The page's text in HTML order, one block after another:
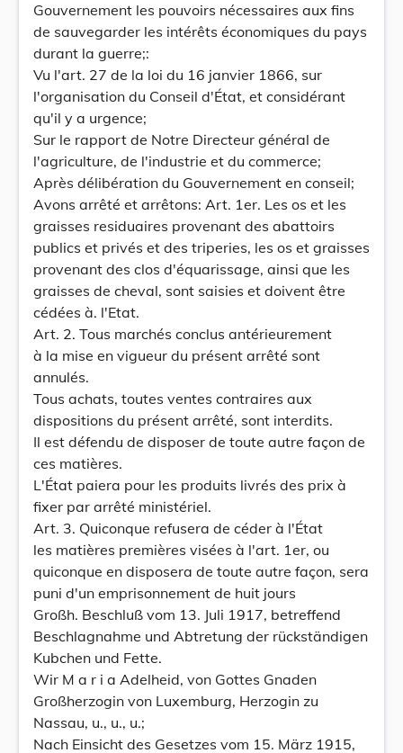
Gouvernement les pouvoirs nécessaires aux fins
de sauvegarder les intérêts économiques du pays
durant la guerre;:
Vu l'art. 27 de la loi du 16 janvier 1866, sur
l'organisation du Conseil d'État, et considérant
qu'il y a urgence;
Sur le rapport de Notre Directeur général de
l'agriculture, de l'industrie et du commerce;
Après délibération du Gouvernement en conseil;
Avons arrêté et arrêtons: Art. 1er. Les os et les
graisses residuaires provenant des abattoirs
publics et privés et des triperies, les os et graisses
provenant des clos d'équarissage, ainsi que les
graisses de cheval, sont saisies et doivent être
cédées à. l'Etat.
Art. 2. Tous marchés conclus antérieurement
à la mise en vigueur du présent arrêté sont
annulés.
Tous achats, toutes ventes contraires aux
dispositions du présent arrêté, sont interdits.
Il est défendu de disposer de toute autre façon de
ces matières.
L'État paiera pour les produits livrés des prix à
fixer par arrêté ministériel.
Art. 3. Quiconque refusera de céder à l'État
les matières premières visées à l'art. 1er, ou
quiconque en disposera de toute autre façon, sera
puni d'un emprisonnement de huit jours
Großh. Beschluß vom 13. Juli 1917, betreffend
Beschlagnahme und Abtretung der rückständigen
Kubchen und Fette.
Wir M a r i a Adelheid, von Gottes Gnaden
Großherzogin von Luxemburg, Herzogin zu
Nassau, u., u., u.;
Nach Einsicht des Gesetzes vom 15. März 1915,